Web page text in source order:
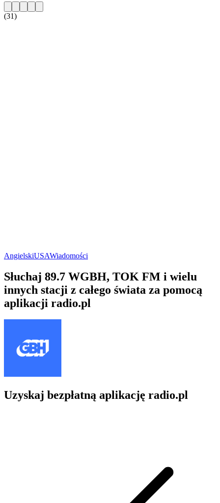
(31)
AngielskiUSAWiadomości
Słuchaj 89.7 WGBH, TOK FM i wielu
innych stacji z całego świata za pomocą
aplikacji radio.pl
Uzyskaj bezpłatną aplikację radio.pl